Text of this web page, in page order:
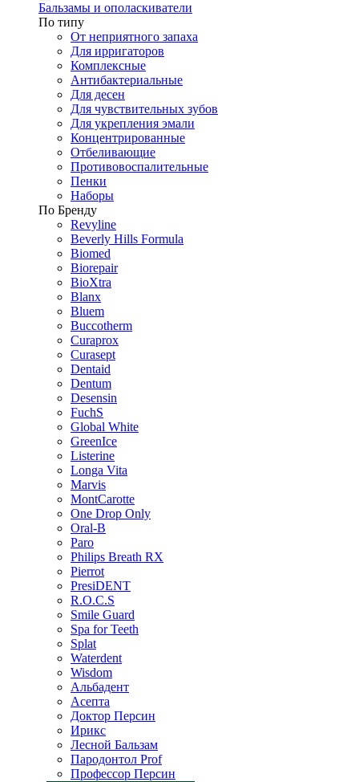
Бальзамы и ополаскиватели
По типу
От неприятного запаха
Для ирригаторов
Комплексные
Антибактериальные
Для десен
Для чувствительных зубов
Для укрепления эмали
Концентрированные
Отбеливающие
Противовоспалительные
Пенки
Наборы
По Бренду
Revyline
Beverly Hills Formula
Biomed
Biorepair
BioXtra
Blanx
Bluem
Buccotherm
Curaprox
Curasept
Dentaid
Dentum
Desensin
FuchS
Global White
GreenIce
Listerine
Longa Vita
Marvis
MontCarotte
One Drop Only
Oral-B
Paro
Philips Breath RX
Pierrot
PresiDENT
R.O.C.S
Smile Guard
Spa for Teeth
Splat
Waterdent
Wisdom
Альбадент
Асепта
Доктор Персин
Ирикс
Лесной Бальзам
Пародонтол Prof
Профессор Персин